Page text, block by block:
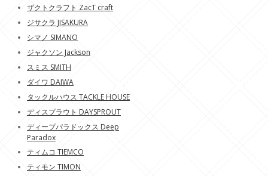
ザクトクラフト ZacT craft
ジサクラ JISAKURA
シマノ SIMANO
ジャクソン Jackson
スミス SMITH
ダイワ DAIWA
タックルハウス TACKLE HOUSE
ディスプラウト DAYSPROUT
ディープパラドックス Deep
Paradox
ティムコ TIEMCO
ティモン TIMON